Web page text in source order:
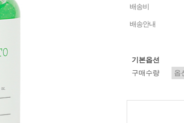
배송비
배송안내
기본옵션
구매수량